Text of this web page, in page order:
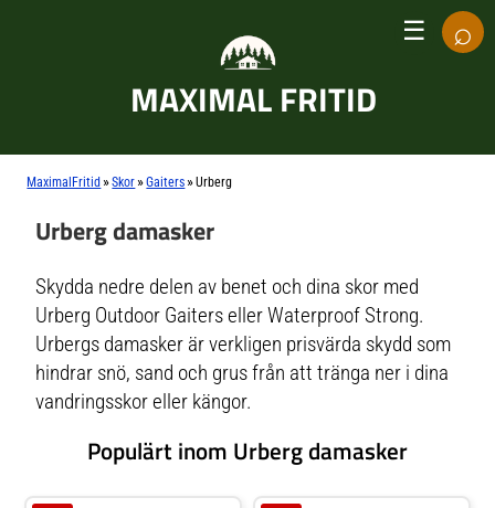
MAXIMAL FRITID
☰ ⌕
MaximalFritid »Skor »Gaiters »Urberg
Urberg damasker
Skydda nedre delen av benet och dina skor med
Urberg Outdoor Gaiters eller Waterproof Strong.
Urbergs damasker är verkligen prisvärda skydd som
hindrar snö, sand och grus från att tränga ner i dina
vandringsskor eller kängor.
Populärt inom Urberg damasker